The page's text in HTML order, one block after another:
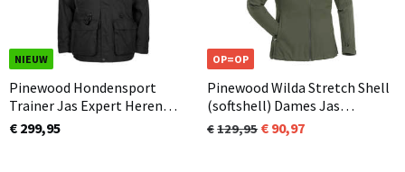
NIEUW
Pinewood Hondensport
Trainer Jas Expert Heren
Extreme Zwart (400)
€ 299,95
OP=OP
Pinewood Wilda Stretch Shell
(softshell) Dames Jas
Mosgroen (135)
129,95 90,97